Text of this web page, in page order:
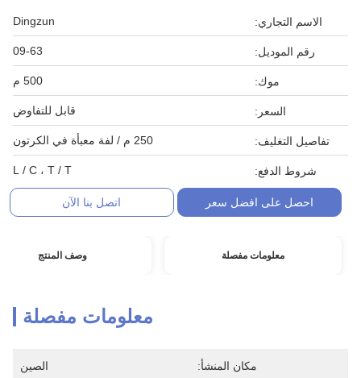
الاسم التجاري: Dingzun
رقم الموديل: 09-63
موك: 500 م
السعر: قابل للتفاوض
تفاصيل التغليف: 250 م / لفة معبأة في الكرتون
شروط الدفع: L / C ، T / T
احصل على افضل سعر اتصل بنا الآن
معلومات مفصلة وصف المنتج
معلومات مفصلة
مكان المنشأ: الصين